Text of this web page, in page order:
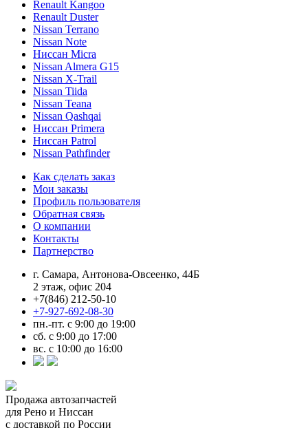
Renault Kangoo
Renault Duster
Nissan Terrano
Nissan Note
Ниссан Micra
Nissan Almera G15
Nissan X-Trail
Nissan Tiida
Nissan Teana
Nissan Qashqai
Ниссан Primera
Ниссан Patrol
Nissan Pathfinder
Как сделать заказ
Мои заказы
Профиль пользователя
Обратная связь
О компании
Контакты
Партнерство
г. Самара, Антонова-Овсеенко, 44Б
2 этаж, офис 204
+7(846) 212-50-10
+7-927-692-08-30
пн.-пт. с 9:00 до 19:00
сб. с 9:00 до 17:00
вс. с 10:00 до 16:00
Продажа автозапчастей
для Рено и Ниссан
с доставкой по России